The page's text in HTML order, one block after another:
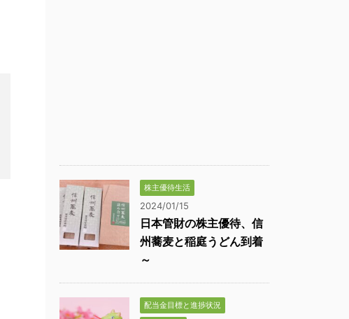
株主優待生活
2024/01/15
日本管財の株主優待、信
州蕎麦と稲庭うどん到着
～
配当金目標と進捗状況